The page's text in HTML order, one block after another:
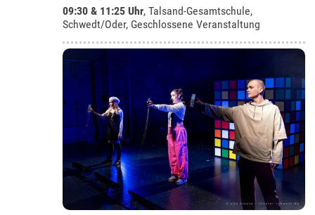
09:30 & 11:25 Uhr,Talsand-Gesamtschule,
Schwedt/Oder, Geschlossene Veranstaltung